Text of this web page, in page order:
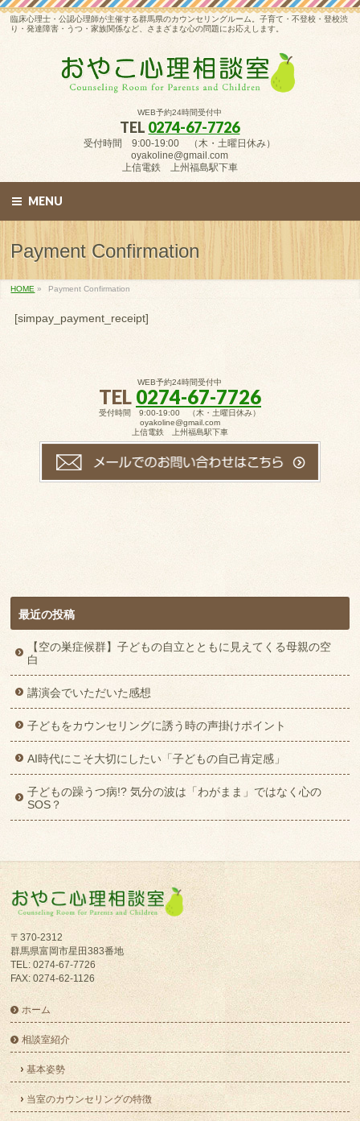
臨床心理士・公認心理師が主催する群馬県のカウンセリングルーム。子育て・不登校・登校渋
り・発達障害・うつ・家族関係など、さまざまな心の問題にお応えします。
WEB予約24時間受付中
TEL 0274-67-7726
受付時間 9:00-19:00 （木・土曜日休み）
oyakoline@gmail.com
上信電鉄 上州福島駅下車
MENU
Payment Confirmation
HOME » Payment Confirmation
[simpay_payment_receipt]
WEB予約24時間受付中
TEL 0274-67-7726
受付時間 9:00-19:00 （木・土曜日休み）
oyakoline@gmail.com
上信電鉄 上州福島駅下車
最近の投稿
【空の巣症候群】子どもの自立とともに見えてくる母親の空
白
講演会でいただいた感想
子どもをカウンセリングに誘う時の声掛けポイント
AI時代にこそ大切にしたい「子どもの自己肯定感」
子どもの躁うつ病!? 気分の波は「わがまま」ではなく心の
SOS？
〒370-2312
群馬県富岡市星田383番地
TEL: 0274-67-7726
FAX: 0274-62-1126
ホーム
相談室紹介
基本姿勢
当室のカウンセリングの特徴